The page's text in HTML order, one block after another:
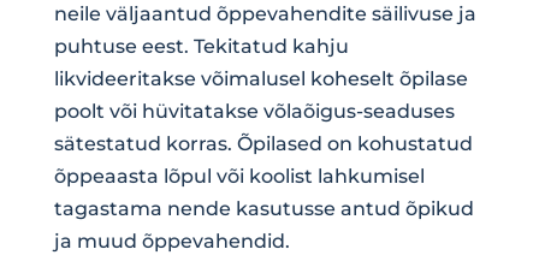
neile väljaantud õppevahendite säilivuse ja
puhtuse eest. Tekitatud kahju
likvideeritakse võimalusel koheselt õpilase
poolt või hüvitatakse võlaõigus-seaduses
sätestatud korras. Õpilased on kohustatud
õppeaasta lõpul või koolist lahkumisel
tagastama nende kasutusse antud õpikud
ja muud õppevahendid.